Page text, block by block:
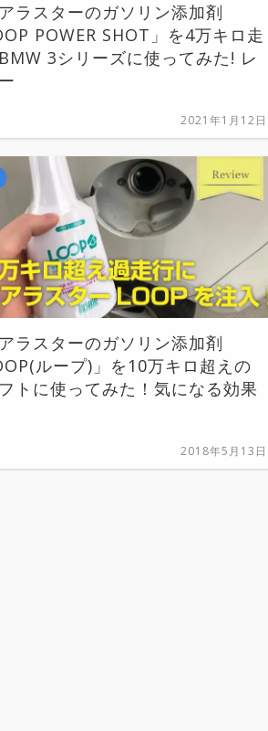
ラスターのガソリン添加剤
POWER SHOT」を4万キロ走
3シリーズに使ってみた! レ
2021年1月12日
ラスターのガソリン添加剤
ループ)」を10万キロ超えの
トに使ってみた！気になる効果
2018年5月13日